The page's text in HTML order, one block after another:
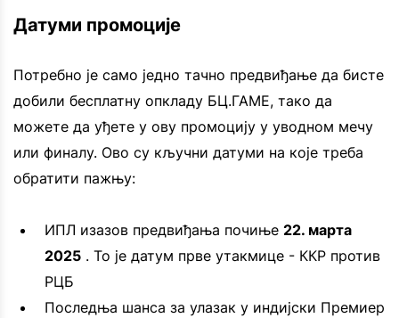
Датуми промоције
Потребно је само једно тачно предвиђање да бисте
добили бесплатну опкладу БЦ.ГАМЕ, тако да
можете да уђете у ову промоцију у уводном мечу
или финалу. Ово су кључни датуми на које треба
обратити пажњу:
ИПЛ изазов предвиђања почиње 22. марта
2025 . То је датум прве утакмице - ККР против
РЦБ
Последња шанса за улазак у индијски Премиер